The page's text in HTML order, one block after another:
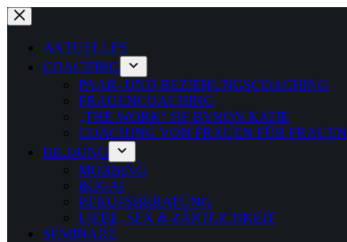
Zum
Inhalt
springenAKTUELLES
COACHING
PAAR- UND BEZIEHUNGSCOACHING
FRAUENCOACHING
„THE WORK“ OF BYRON KATIE
COACHING VON FRAUEN FÜR FRAUEN
BILDUNG
MOBBING
IKIGAI
BERUFSBERATUNG
LIEBE, SEX & ZÄRTLICHKEIT
SEMINARE